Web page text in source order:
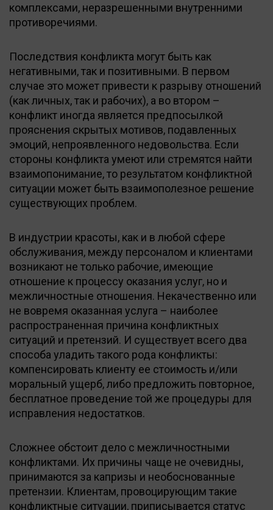
комплексами, неразрешенными внутренними
противоречиями.
Последствия конфликта могут быть как
негативными, так и позитивными. В первом
случае это может привести к разрыву отношений
(как личных, так и рабочих), а во втором –
конфликт иногда является предпосылкой
прояснения скрытых мотивов, подавленных
эмоций, непроявленного недовольства. Если
стороны конфликта умеют или стремятся найти
взаимопонимание, то результатом конфликтной
ситуации может быть взаимополезное решение
существующих проблем.
В индустрии красоты, как и в любой сфере
обслуживания, между персоналом и клиентами
возникают не только рабочие, имеющие
отношение к процессу оказания услуг, но и
межличностные отношения. Некачественно или
не вовремя оказанная услуга – наиболее
распространенная причина конфликтных
ситуаций и претензий. И существует всего два
способа уладить такого рода конфликты:
компенсировать клиенту ее стоимость и/или
моральный ущерб, либо предложить повторное,
бесплатное проведение той же процедуры для
исправления недостатков.
Сложнее обстоит дело с межличностными
конфликтами. Их причины чаще не очевидны,
принимаются за капризы и необоснованные
претензии. Клиентам, провоцирующим такие
конфликтные ситуации, приписывается статус